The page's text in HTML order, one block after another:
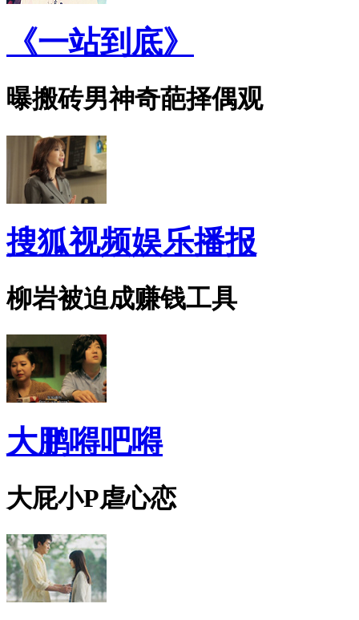
《一站到底》
曝搬砖男神奇葩择偶观
搜狐视频娱乐播报
柳岩被迫成赚钱工具
大鹏嘚吧嘚
大屁小P虐心恋